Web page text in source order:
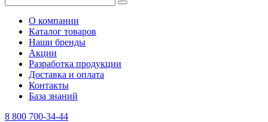
О компании
Каталог товаров
Наши бренды
Акции
Разработка продукции
Доставка и оплата
Контакты
База знаний
8 800 700-34-44